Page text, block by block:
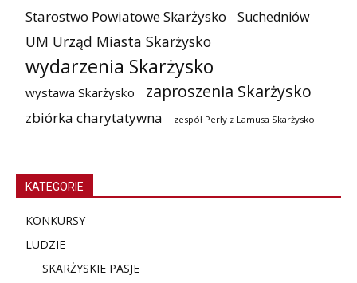
Starostwo Powiatowe Skarżysko Suchedniów
UM Urząd Miasta Skarżysko
wydarzenia Skarżysko
wystawa Skarżysko zaproszenia Skarżysko
zbiórka charytatywna zespół Perły z Lamusa Skarżysko
KATEGORIE
KONKURSY
LUDZIE
SKARŻYSKIE PASJE